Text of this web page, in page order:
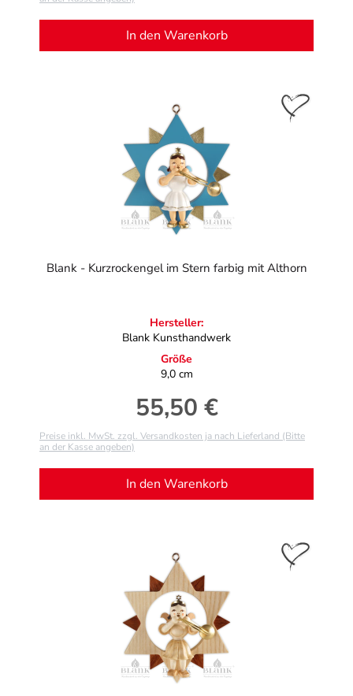
In den Warenkorb
Blank - Kurzrockengel im Stern farbig mit Althorn
Hersteller:
Blank Kunsthandwerk
Größe
9,0 cm
Regulärer Preis:
55,50 €
Preise inkl. MwSt. zzgl. Versandkosten ja nach Lieferland (Bitte
an der Kasse angeben)
In den Warenkorb